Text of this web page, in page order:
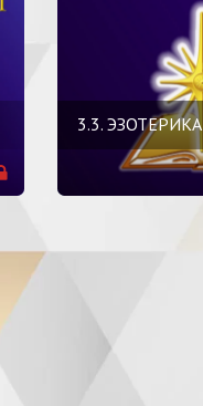
3.3. ЭЗОТЕРИКА